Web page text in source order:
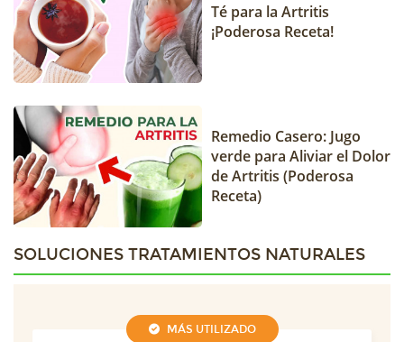
Té para la Artritis
¡Poderosa Receta!
Remedio Casero: Jugo
verde para Aliviar el Dolor
de Artritis (Poderosa
Receta)
SOLUCIONES TRATAMIENTOS NATURALES
MÁS UTILIZADO